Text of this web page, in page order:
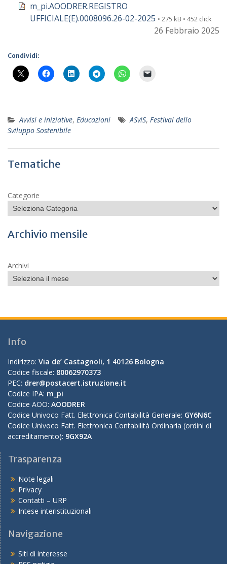
m_pi.AOODRER.REGISTRO
UFFICIALE(E).0008096.26-02-2025 • 275 kB • 452 click
26 Febbraio 2025
Condividi:
Avvisi e iniziative, Educazioni ASviS, Festival dello
Sviluppo Sostenibile
Tematiche
Categorie
Archivio mensile
Archivi
Info
Indirizzo: Via de’ Castagnoli, 1 40126 Bologna
Codice fiscale: 80062970373
PEC: drer@postacert.istruzione.it
Codice IPA: m_pi
Codice AOO: AOODRER
Codice Univoco Fatt. Elettronica Contabilità Generale: GY6N6C
Codice Univoco Fatt. Elettronica Contabilità Ordinaria (ordini di
accreditamento): 9GX92A
Trasparenza
Note legali
Privacy
Contatti – URP
Intese interistituzionali
Navigazione
Siti di interesse